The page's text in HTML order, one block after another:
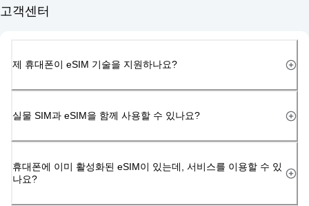
고객센터
제 휴대폰이 eSIM 기술을 지원하나요?
실물 SIM과 eSIM을 함께 사용할 수 있나요?
휴대폰에 이미 활성화된 eSIM이 있는데, 서비스를 이용할 수 있
나요?